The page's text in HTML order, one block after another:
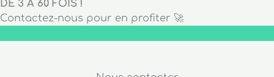
DE 3 À 60 FOIS !
Contactez-nous pour en profiter 🚀